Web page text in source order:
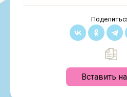
Вставить